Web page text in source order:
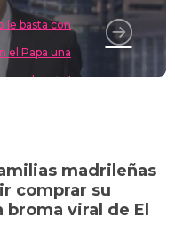
le basta con
el Papa una
disputa"
madrileñas
comprar su
broma viral de El